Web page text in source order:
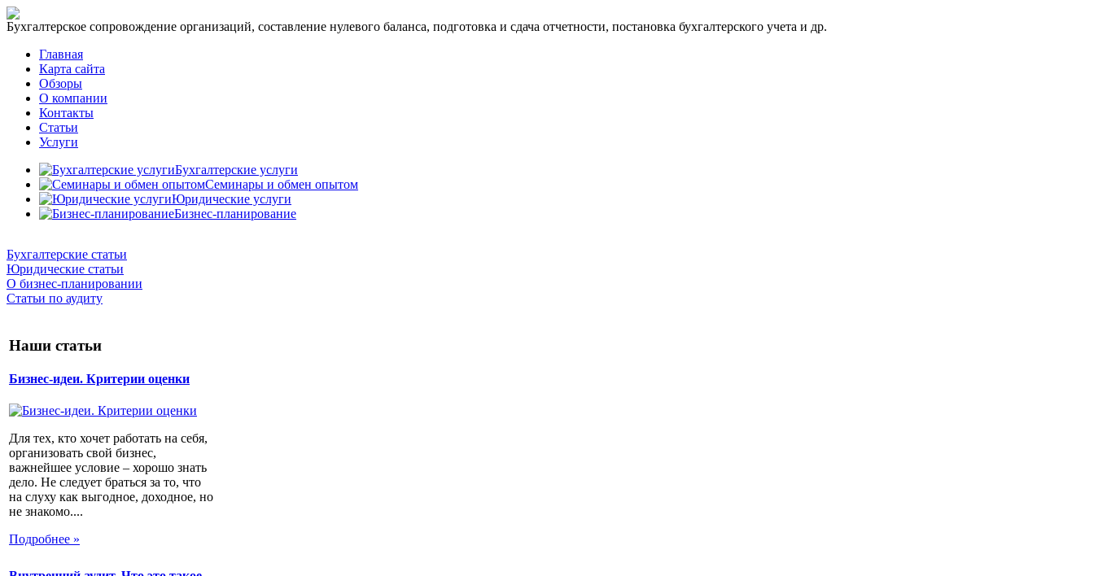
Бухгалтерское сопровождение организаций, составление нулевого баланса, подготовка и сдача отчетности, постановка бухгалтерского учета и др.
Главная
Карта сайта
Обзоры
О компании
Контакты
Статьи
Услуги
Бухгалтерские услуги
Семинары и обмен опытом
Юридические услуги
Бизнес-планирование
Бухгалтерские статьи
Юридические статьи
О бизнес-планировании
Статьи по аудиту
Наши статьи
Бизнес-идеи. Критерии оценки
Для тех, кто хочет работать на себя,
организовать свой бизнес,
важнейшее условие – хорошо знать
дело. Не следует браться за то, что
на слуху как выгодное, доходное, но
не знакомо....
Подробнее »